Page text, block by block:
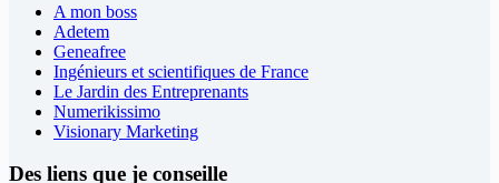
A mon boss
Adetem
Geneafree
Ingénieurs et scientifiques de France
Le Jardin des Entreprenants
Numerikissimo
Visionary Marketing
Des liens que je conseille